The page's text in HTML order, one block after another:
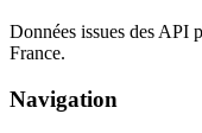
Données issues des
France.
Navigation